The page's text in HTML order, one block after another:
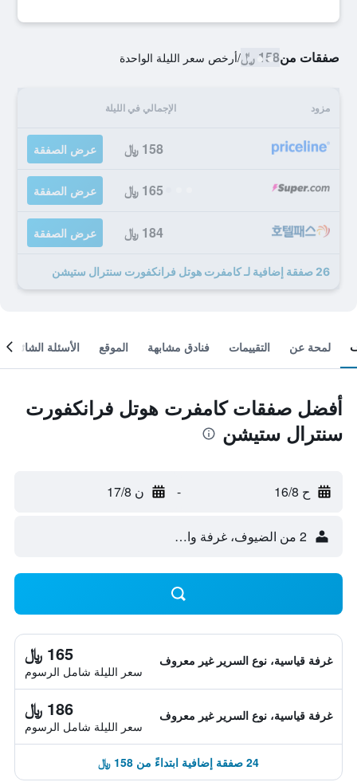
صفقات من158 ﷼ /أرخص سعر الليلة الواحدة
مزود الإجمالي في الليلة
158 ﷼ عرض الصفقة
165 ﷼ عرض الصفقة
184 ﷼ عرض الصفقة
26 صفقة إضافية لـ كامفرت هوتل فرانكفورت سنترال ستيشن
لمحة عن التقييمات فنادق مشابهة الموقع الأسئلة الشائعة
أفضل صفقات كامفرت هوتل فرانكفورت
سنترال ستيشن
ح 16/8 - ن 17/8
2 من الضيوف، غرفة واحدة
غرفة قياسية، نوع السرير غير معروف 165 ﷼
سعر الليلة شامل الرسوم
غرفة قياسية، نوع السرير غير معروف 186 ﷼
سعر الليلة شامل الرسوم
24 صفقة إضافية ابتداءً من 158 ﷼